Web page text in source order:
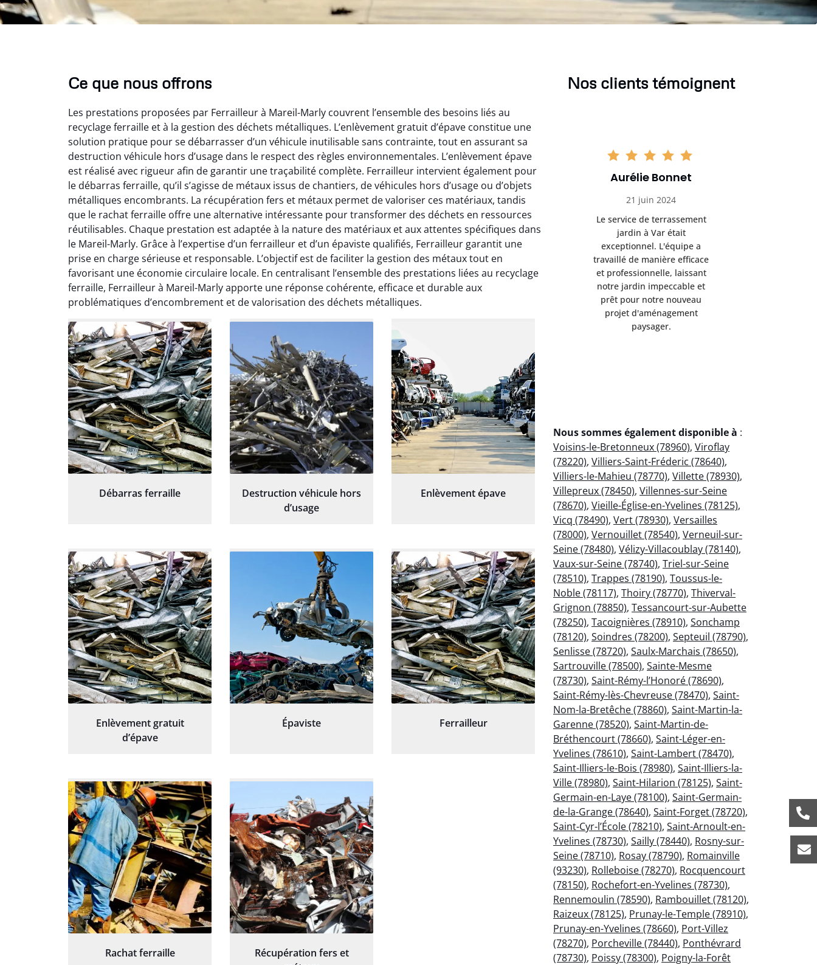
Ce que nous offrons
Les prestations proposées par Ferrailleur à Mareil-Marly couvrent l’ensemble des besoins liés au
recyclage ferraille et à la gestion des déchets métalliques. L’enlèvement gratuit d’épave constitue une
solution pratique pour se débarrasser d’un véhicule inutilisable sans contrainte, tout en assurant sa
destruction véhicule hors d’usage dans le respect des règles environnementales. L’enlèvement épave
est réalisé avec rigueur afin de garantir une traçabilité complète. Ferrailleur intervient également pour
le débarras ferraille, qu’il s’agisse de métaux issus de chantiers, de véhicules hors d’usage ou d’objets
métalliques encombrants. La récupération fers et métaux permet de valoriser ces matériaux, tandis
que le rachat ferraille offre une alternative intéressante pour transformer des déchets en ressources
réutilisables. Chaque prestation est adaptée à la nature des matériaux et aux attentes spécifiques dans
le Mareil-Marly. Grâce à l’expertise d’un ferrailleur et d’un épaviste qualifiés, Ferrailleur garantit une
prise en charge sérieuse et responsable. L’objectif est de faciliter la gestion des métaux tout en
favorisant une économie circulaire locale. En centralisant l’ensemble des prestations liées au recyclage
ferraille, Ferrailleur à Mareil-Marly apporte une réponse cohérente, efficace et durable aux
problématiques d’encombrement et de valorisation des déchets métalliques.
Débarras ferraille
Destruction véhicule hors
d’usage
Enlèvement épave
Enlèvement gratuit
d’épave
Épaviste Ferrailleur
Rachat ferraille
Récupération fers et
Nos clients témoignent
Aurélie Bonnet
21 juin 2024
Le service de terrassement
jardin à Var était
exceptionnel. L'équipe a
travaillé de manière efficace
et professionnelle, laissant
notre jardin impeccable et
prêt pour notre nouveau
Aurélie Bonnet
21 juin 2024
Le service de terrassement
jardin à Var était
exceptionnel. L'équipe a
travaillé de manière efficace
et professionnelle, laissant
notre jardin impeccable et
Aurélie Bonnet
21 juin 2024
Le service de terrassement
jardin à Var était
exceptionnel. L'équipe a
travaillé de manière efficace
et professionnelle, laissant
notre jardin impeccable et
prêt pour notre nouveau
projet d'aménagement
paysager.
Nous sommes également disponible à :
Voisins-le-Bretonneux (78960), Viroflay
(78220), Villiers-Saint-Fréderic (78640),
Villiers-le-Mahieu (78770), Villette (78930),
Villepreux (78450), Villennes-sur-Seine
(78670), Vieille-Église-en-Yvelines (78125),
Vicq (78490), Vert (78930), Versailles
(78000), Vernouillet (78540), Verneuil-sur-
Seine (78480), Vélizy-Villacoublay (78140),
Vaux-sur-Seine (78740), Triel-sur-Seine
(78510), Trappes (78190), Toussus-le-
Noble (78117), Thoiry (78770), Thiverval-
Grignon (78850), Tessancourt-sur-Aubette
(78250), Tacoignières (78910), Sonchamp
(78120), Soindres (78200), Septeuil (78790),
Senlisse (78720), Saulx-Marchais (78650),
Sartrouville (78500), Sainte-Mesme
(78730), Saint-Rémy-l’Honoré (78690),
Saint-Rémy-lès-Chevreuse (78470), Saint-
Nom-la-Bretêche (78860), Saint-Martin-la-
Garenne (78520), Saint-Martin-de-
Bréthencourt (78660), Saint-Léger-en-
Yvelines (78610), Saint-Lambert (78470),
Saint-Illiers-le-Bois (78980), Saint-Illiers-la-
Ville (78980), Saint-Hilarion (78125), Saint-
Germain-en-Laye (78100), Saint-Germain-
de-la-Grange (78640), Saint-Forget (78720),
Saint-Cyr-l’École (78210), Saint-Arnoult-en-
Yvelines (78730), Sailly (78440), Rosny-sur-
Seine (78710), Rosay (78790), Romainville
(93230), Rolleboise (78270), Rocquencourt
(78150), Rochefort-en-Yvelines (78730),
Rennemoulin (78590), Rambouillet (78120),
Raizeux (78125), Prunay-le-Temple (78910),
Prunay-en-Yvelines (78660), Port-Villez
(78270), Porcheville (78440), Ponthévrard
(78730), Poissy (78300), Poigny-la-Forêt